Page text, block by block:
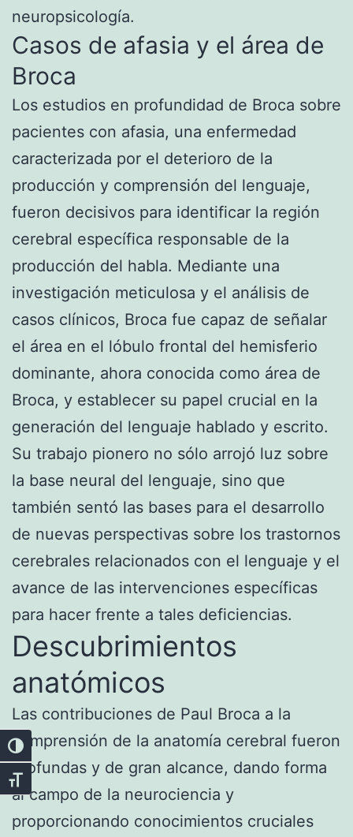
Alternar alto contraste
Alternar tamaño de letra
neuropsicología.
Casos de afasia y el área de
Broca
Los estudios en profundidad de Broca sobre
pacientes con afasia, una enfermedad
caracterizada por el deterioro de la
producción y comprensión del lenguaje,
fueron decisivos para identificar la región
cerebral específica responsable de la
producción del habla. Mediante una
investigación meticulosa y el análisis de
casos clínicos, Broca fue capaz de señalar
el área en el lóbulo frontal del hemisferio
dominante, ahora conocida como área de
Broca, y establecer su papel crucial en la
generación del lenguaje hablado y escrito.
Su trabajo pionero no sólo arrojó luz sobre
la base neural del lenguaje, sino que
también sentó las bases para el desarrollo
de nuevas perspectivas sobre los trastornos
cerebrales relacionados con el lenguaje y el
avance de las intervenciones específicas
para hacer frente a tales deficiencias.
Descubrimientos
anatómicos
Las contribuciones de Paul Broca a la
comprensión de la anatomía cerebral fueron
profundas y de gran alcance, dando forma
al campo de la neurociencia y
proporcionando conocimientos cruciales